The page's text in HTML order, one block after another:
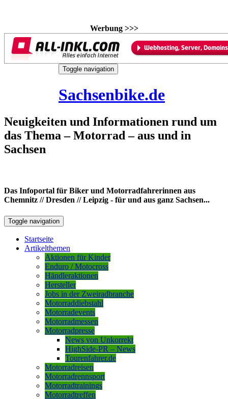
Werbung >>>
Toggle navigation
Sachsenbike.de
Neuigkeiten und Informationen rund um
das Thema – Motorrad – aus und in
Sachsen
Das Infoportal für Biker und Motorradfahrerinnen aus
Chemnitz // Dresden // Leipzig - für und aus ganz Sachsen...
Toggle navigation
Startseite
Artikelthemen
Aktionen für Kinder
Enduro / Motocross
Händleraktionen
Hersteller
Jobs in der Zweiradbranche
Motorraddiebstahl
Motorradevents
Motorradmessen
Motorradpresse
News von Unkorrekt
HighSide-PR – News
Tourenfahrer.de
Motorradreisen
Motorradrennsport
Motorradtrainings
Motorradtreffen